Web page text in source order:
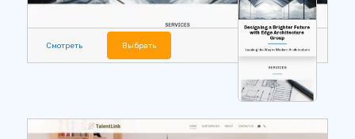
Смотреть Выбрать